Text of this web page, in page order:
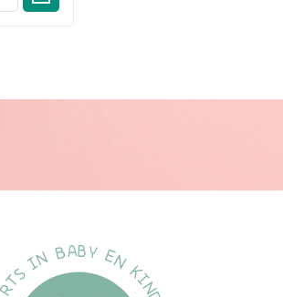
en overbodige toevoegingen
Cocoa Butter Formula
huidtypen, met name droge huid
met name in tropische
gelijkenis met huideigen vetten wordt